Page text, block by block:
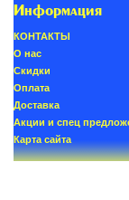
Информация
КОНТАКТЫ
О нас
Скидки
Oплатa
Доставка
Акции и спец
Карта сайта